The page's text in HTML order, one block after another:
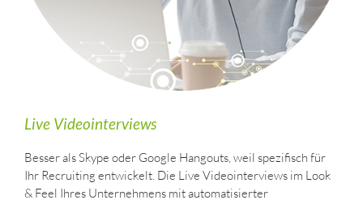
Live Videointerviews
Besser als Skype oder Google Hangouts, weil spezifisch für
Ihr Recruiting entwickelt. Die Live Videointerviews im Look
& Feel Ihres Unternehmens mit automatisierter